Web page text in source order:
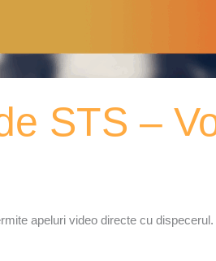
STS –
apeluri video directe cu dispecerul.